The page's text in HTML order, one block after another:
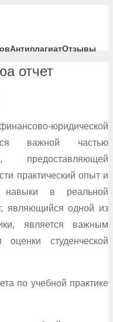
АнтиплагиатОтзывы
отчет
юридической
важной частью
предоставляющей
практический опыт и
в реальной
являющийся одной из
является важным
студенческой
по учебной практике